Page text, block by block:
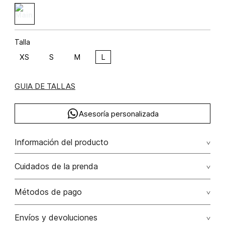
Talla
XS S M L
GUIA DE TALLAS
Asesoría personalizada
Información del producto
Blusa manga corta con cierre
Cuidados de la prenda
No dejar en remojo /lavar por separado / no utilizar
Métodos de pago
Tarjetas de crédito: Visa, Dinners, Master Card y American
Envíos y devoluciones